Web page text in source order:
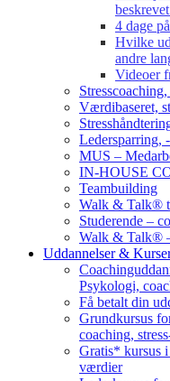
4 dage
Hvilke
andre
Videoer
Værdibaseret,
Ledersparring,
MUS –
IN-HOUSE
Teambuilding
Walk & Talk®
Studerende –
Walk & Talk®
Uddannelser &
Psykologi,
Få betalt din
Grundkursus
coaching,
Gratis* kursus
værdier